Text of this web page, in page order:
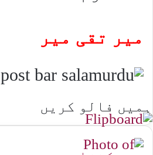
میر تقی میر
ہمیں فالو کریں